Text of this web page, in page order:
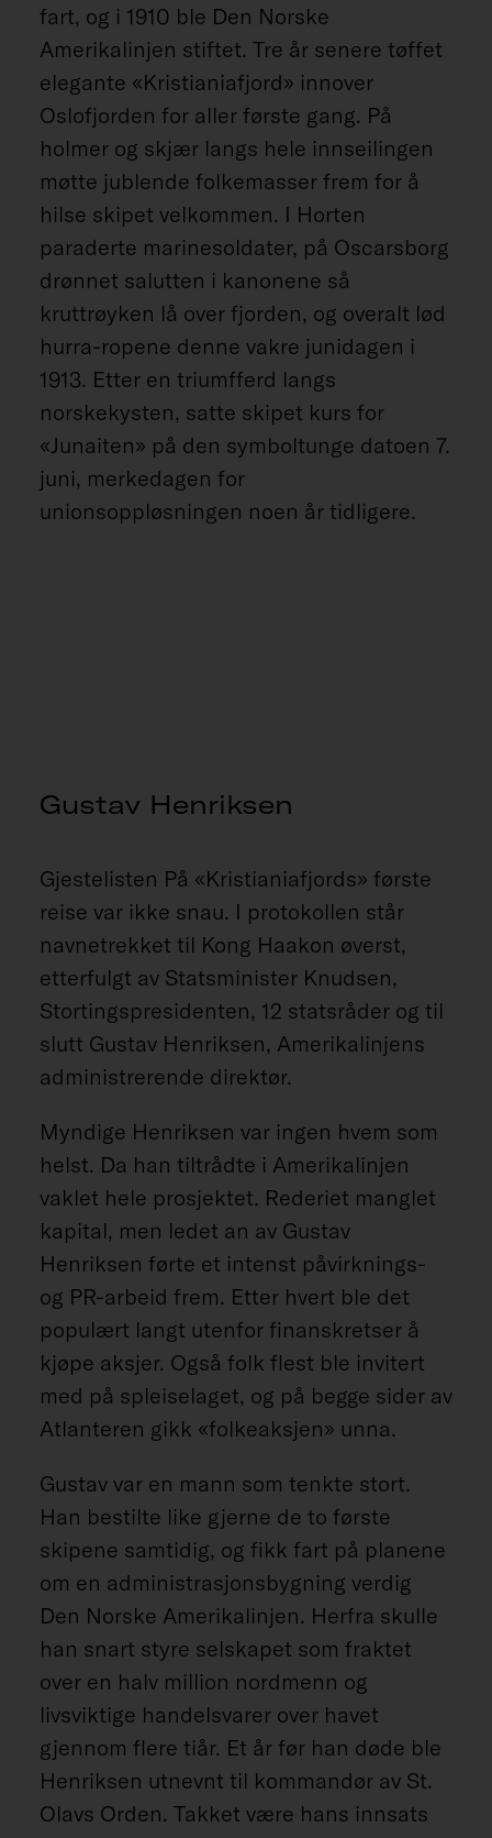
fart, og i 1910 ble Den Norske
Amerikalinjen stiftet. Tre år senere tøffet
elegante «Kristianiafjord» innover
Oslofjorden for aller første gang. På
holmer og skjær langs hele innseilingen
møtte jublende folkemasser frem for å
hilse skipet velkommen. I Horten
paraderte marinesoldater, på Oscarsborg
drønnet salutten i kanonene så
kruttrøyken lå over fjorden, og overalt lød
hurra-ropene denne vakre junidagen i
1913. Etter en triumfferd langs
norskekysten, satte skipet kurs for
«Junaiten» på den symboltunge datoen 7.
juni, merkedagen for
unionsoppløsningen noen år tidligere.
Gustav Henriksen
Gjestelisten På «Kristianiafjords» første
reise var ikke snau. I protokollen står
navnetrekket til Kong Haakon øverst,
etterfulgt av Statsminister Knudsen,
Stortingspresidenten, 12 statsråder og til
slutt Gustav Henriksen, Amerikalinjens
administrerende direktør.
Myndige Henriksen var ingen hvem som
helst. Da han tiltrådte i Amerikalinjen
vaklet hele prosjektet. Rederiet manglet
kapital, men ledet an av Gustav
Henriksen førte et intenst påvirknings-
og PR-arbeid frem. Etter hvert ble det
populært langt utenfor finanskretser å
kjøpe aksjer. Også folk flest ble invitert
med på spleiselaget, og på begge sider av
Atlanteren gikk «folkeaksjen» unna.
Gustav var en mann som tenkte stort.
Han bestilte like gjerne de to første
skipene samtidig, og fikk fart på planene
om en administrasjonsbygning verdig
Den Norske Amerikalinjen. Herfra skulle
han snart styre selskapet som fraktet
over en halv million nordmenn og
livsviktige handelsvarer over havet
gjennom flere tiår. Et år før han døde ble
Henriksen utnevnt til kommandør av St.
Olavs Orden. Takket være hans innsats